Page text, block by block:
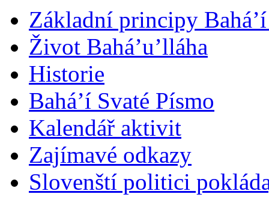
Základní principy
Život Bahá’u’lláha
Historie
Bahá’í Svaté Písmo
Kalendář aktivit
Zajímavé odkazy
Slovenští politici